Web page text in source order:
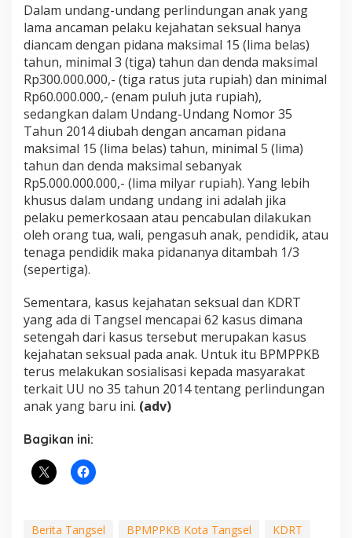
Dalam undang-undang perlindungan anak yang
lama ancaman pelaku kejahatan seksual hanya
diancam dengan pidana maksimal 15 (lima belas)
tahun, minimal 3 (tiga) tahun dan denda maksimal
Rp300.000.000,- (tiga ratus juta rupiah) dan minimal
Rp60.000.000,- (enam puluh juta rupiah),
sedangkan dalam Undang-Undang Nomor 35
Tahun 2014 diubah dengan ancaman pidana
maksimal 15 (lima belas) tahun, minimal 5 (lima)
tahun dan denda maksimal sebanyak
Rp5.000.000.000,- (lima milyar rupiah). Yang lebih
khusus dalam undang undang ini adalah jika
pelaku pemerkosaan atau pencabulan dilakukan
oleh orang tua, wali, pengasuh anak, pendidik, atau
tenaga pendidik maka pidananya ditambah 1/3
(sepertiga).
Sementara, kasus kejahatan seksual dan KDRT
yang ada di Tangsel mencapai 62 kasus dimana
setengah dari kasus tersebut merupakan kasus
kejahatan seksual pada anak. Untuk itu BPMPPKB
terus melakukan sosialisasi kepada masyarakat
terkait UU no 35 tahun 2014 tentang perlindungan
anak yang baru ini. (adv)
Bagikan ini:
Berita Tangsel BPMPPKB Kota Tangsel
KDRT